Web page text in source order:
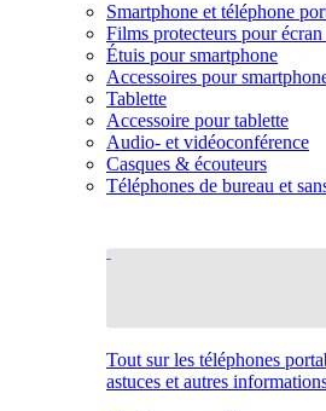
Smartphone et téléphone
Films protecteurs pour
Étuis pour smartphone
Accessoires pour
Tablette
Accessoire pour tablette
Audio- et vidéoconférence
Casques & écouteurs
Téléphones de bureau et
Tout sur les téléphones
astuces et autres